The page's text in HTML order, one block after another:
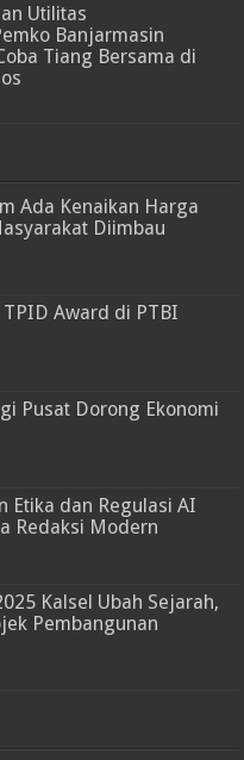
Utilitas
Banjarmasin
Tiang Bersama di
Ada Kenaikan Harga
Diimbau
Award di PTBI
Pusat Dorong Ekonomi
Etika dan Regulasi AI
Redaksi Modern
Kalsel Ubah Sejarah,
Pembangunan